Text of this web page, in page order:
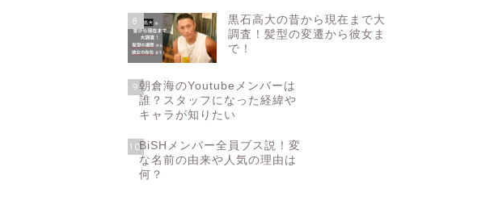
8
黒石高大の昔から現在まで大
調査！髪型の変遷から彼女ま
で！
9朝倉海のYoutubeメンバーは
誰？スタッフになった経緯や
キャラが知りたい
10BiSHメンバー全員ブス説！変
な名前の由来や人気の理由は
何？